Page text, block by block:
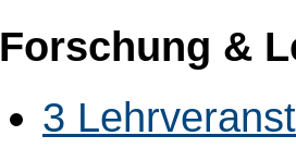
Forschung &
3